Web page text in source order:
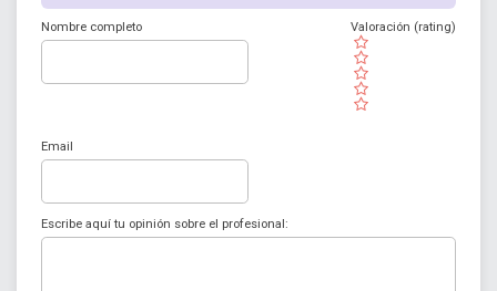
Nombre completo
( )
( )
( )
( )
( )
Valoración (rating)
Email
Escribe aquí tu opinión sobre el profesional: